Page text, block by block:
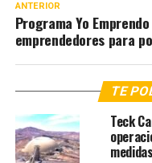
ANTERIOR
Programa Yo
emprendedores para
TE
Teck